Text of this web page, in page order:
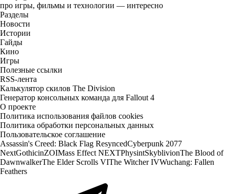
про игры, фильмы и технологии — интересно
Разделы
Новости
Истории
Гайды
Кино
Игры
Полезные ссылки
RSS-лента
Калькулятор скилов The Division
Генератор консольных команда для Fallout 4
О проекте
Политика использования файлов cookies
Политика обработки персональных данных
Пользовательское соглашение
Assassin's Creed: Black Flag ResyncedCyberpunk 2077
NextGothicinZOIMass Effect NEXTPhysintSkyblivionThe Blood of
DawnwalkerThe Elder Scrolls VIThe Witcher IVWuchang: Fallen
Feathers